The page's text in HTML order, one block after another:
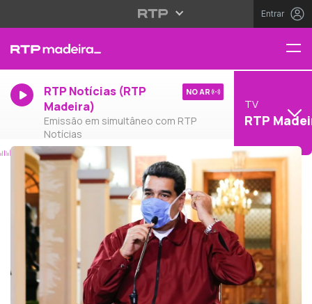
Entrar
RTP Notícias (RTP
Madeira)
Emissão em simultâneo com RTP
Notícias
NO AR
TV
RTP